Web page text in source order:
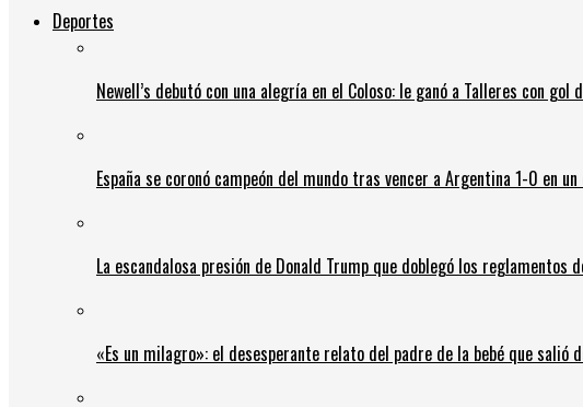
Deportes
Newell’s debutó con una alegría en el Coloso: le ganó a Talleres con
España se coronó campeón del mundo tras vencer a Argentina 1-0 en
La escandalosa presión de Donald Trump que doblegó los reglamentos
«Es un milagro»: el desesperante relato del padre de la bebé que salió